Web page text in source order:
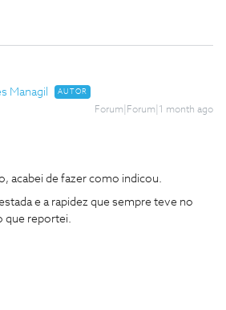
Managil AUTOR
Forum|Forum|1 month ago
acabei de fazer como indicou.
e a rapidez que sempre teve no
que reportei.